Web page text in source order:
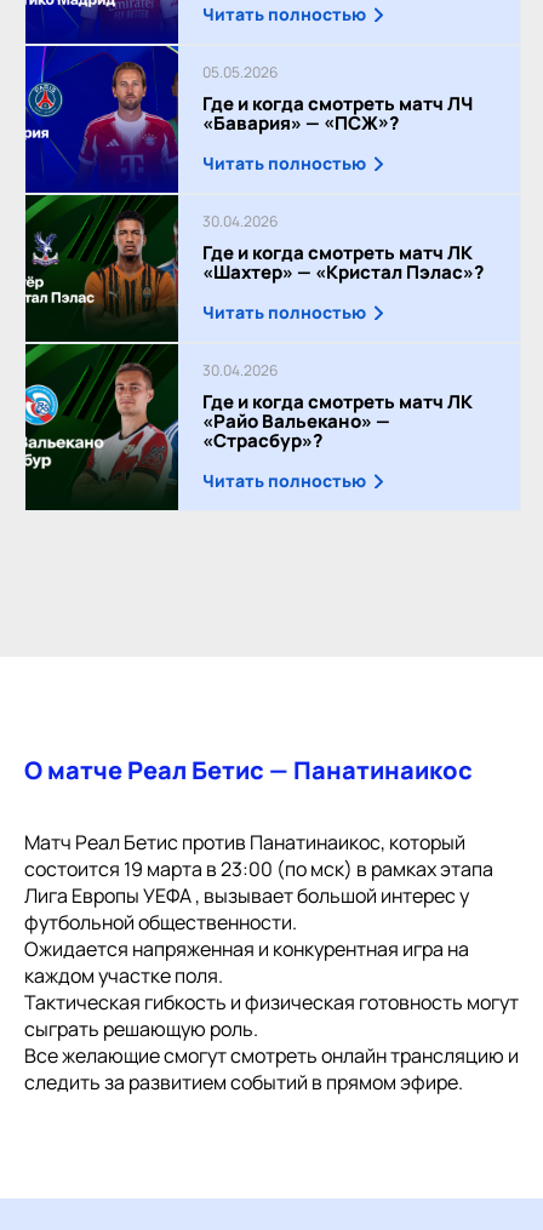
Читать полностью
05.05.2026
Где и когда смотреть матч ЛЧ
«Бавария» — «ПСЖ»?
Читать полностью
30.04.2026
Где и когда смотреть матч ЛК
«Шахтер» — «Кристал Пэлас»?
Читать полностью
30.04.2026
Где и когда смотреть матч ЛК
«Райо Вальекано» —
«Страсбур»?
Читать полностью
О матче Реал Бетис — Панатинаикос
Матч Реал Бетис против Панатинаикос, который
состоится 19 марта в 23:00 (по мск) в рамках этапа
Лига Европы УЕФА , вызывает большой интерес у
футбольной общественности.
Ожидается напряженная и конкурентная игра на
каждом участке поля.
Тактическая гибкость и физическая готовность могут
сыграть решающую роль.
Все желающие смогут смотреть онлайн трансляцию и
следить за развитием событий в прямом эфире.